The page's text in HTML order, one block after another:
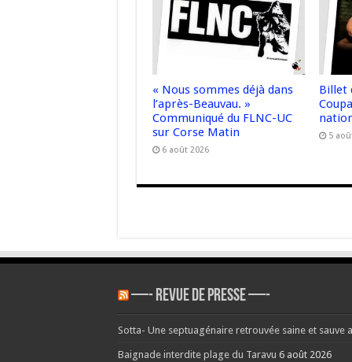
« Nous sommes déjà dans
l’après-Beauvau. »
Communiqué du FLNC-UC
sur Corse Matin
6 août 2026
Billet
5
—- REVUE DE PRESSE —-
Sotta- Une septuagénaire retrouvée saine et sauve
Baignade interdite plage du Taravu 6 août 2026